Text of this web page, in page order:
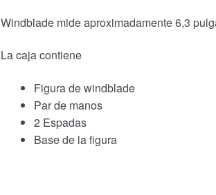
Windblade mide aproximadamente 6,3
La caja contiene
Figura de windblade
Par de manos
2 Espadas
Base de la figura